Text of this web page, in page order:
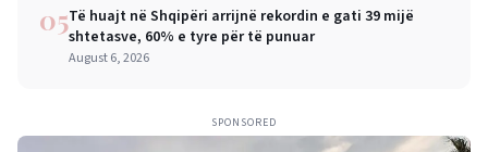
05Të huajt në Shqipëri arrijnë rekordin e gati 39 mijë
shtetasve, 60% e tyre për të punuar
August 6, 2026
SPONSORED